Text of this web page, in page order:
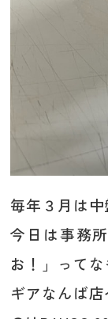
毎年３月は
今日は事務
お！」って
ギアなんば